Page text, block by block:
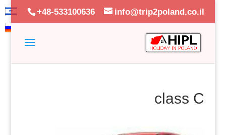
+48-533100636 info@trip2poland.co.il
class C